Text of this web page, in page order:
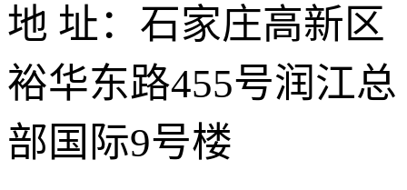
地 址：石家庄高新区
裕华东路455号润江总
部国际9号楼